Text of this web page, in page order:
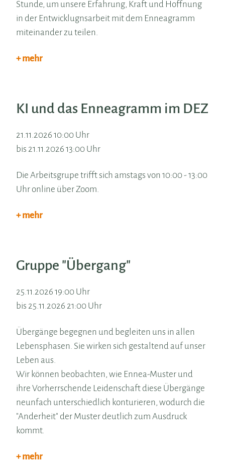
Stunde, um unsere Erfahrung, Kraft und Hoffnung
in der Entwicklugnsarbeit mit dem Enneagramm
miteinander zu teilen.
+ mehr
KI und das Enneagramm im DEZ
21.11.2026 10:00 Uhr
bis 21.11.2026 13:00 Uhr
Die Arbeitsgrupe trifft sich amstags von 10:00 - 13:00
Uhr online über Zoom.
+ mehr
Gruppe "Übergang"
25.11.2026 19:00 Uhr
bis 25.11.2026 21:00 Uhr
Übergänge begegnen und begleiten uns in allen
Lebensphasen. Sie wirken sich gestaltend auf unser
Leben aus.
Wir können beobachten, wie Ennea-Muster und
ihre Vorherrschende Leidenschaft diese Übergänge
neunfach unterschiedlich konturieren, wodurch die
"Anderheit" der Muster deutlich zum Ausdruck
kommt.
+ mehr